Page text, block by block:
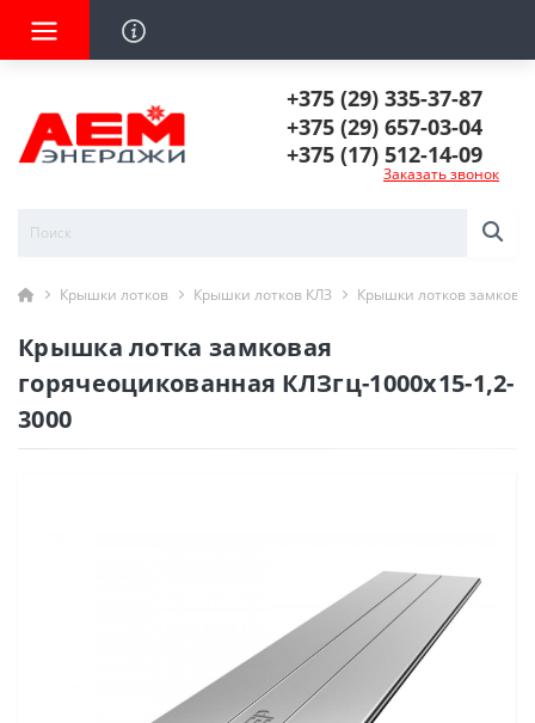
+375 (29) 335-37-87
+375 (29) 657-03-04
+375 (17) 512-14-09
Заказать звонок
Крышки лотков Крышки лотков КЛЗ Крышки лотков
Крышка лотка замковая
горячеоцикованная КЛЗгц-1000х15-1,2-
3000